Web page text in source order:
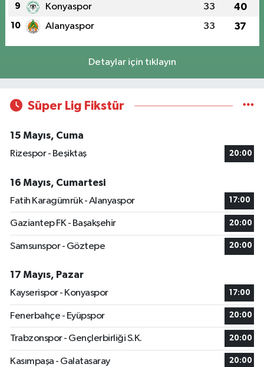
9 Konyaspor 33 40
10 Alanyaspor 33 37
Detaylar için tıklayın
Süper Lig Fikstür
15 Mayıs, Cuma
Rizespor - Beşiktaş
20:00
16 Mayıs, Cumartesi
Fatih Karagümrük - Alanyaspor
17:00
Gaziantep FK - Başakşehir 20:00
Samsunspor - Göztepe 20:00
17 Mayıs, Pazar
Kayserispor - Konyaspor
17:00
Fenerbahçe - Eyüpspor 20:00
Trabzonspor - Gençlerbirliği S.K. 20:00
Kasımpaşa - Galatasaray 20:00